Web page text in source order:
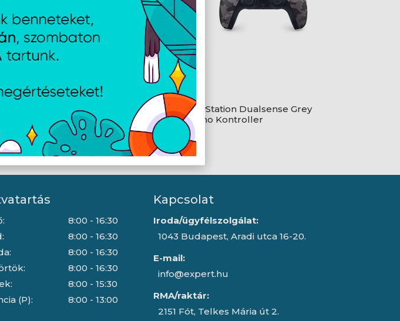
PlayStation Dualsense Pearl
kontroller
PlayStation Dualsense Grey
Camo Kontroller
(P):
8:00 - 16:30
8:00 - 16:30
8:00 - 16:30
8:00 - 16:30
8:00 - 15:30
8:00 - 13:00
Kapcsolat
Iroda/ügyfélszolgálat:
1043 Budapest, Aradi utca 16-20.
E-mail:
info@expert.hu
RMA/raktár:
2151 Fót, Telkes Mária út 2.